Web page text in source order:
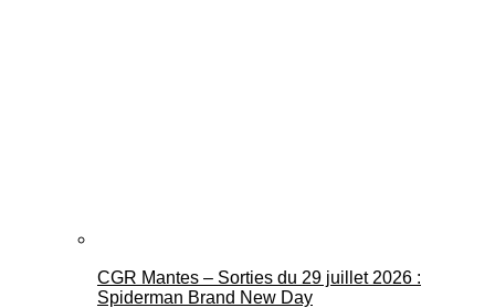
CGR Mantes – Sorties du 29 juillet 2026 :
Spiderman Brand New Day